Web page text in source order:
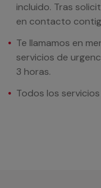
incluido. Tras
en contacto
Te llamamos en
servicios de
3 horas.
Todos los